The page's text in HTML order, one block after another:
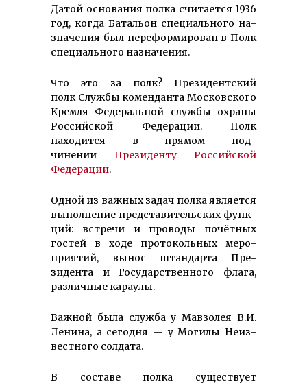
Датой осно­вания полка счи­тается 1936
год, ког­да Батальон спе­циаль­ного на­
зна­че­ния был пе­­ре­форми­рован в Полк
специаль­ного назначения.
Что это за полк? Президентский
полк Службы комен­­данта Мос­ков­ского
Кремля Феде­раль­ной служ­бы охраны
Российской Феде­рации. Полк
находится в прямом под­
чинении Президенту Российской
Федерации.
Одной из важных задач пол­ка яв­ляется
выпол­нение пред­­ста­витель­ских функ­
ций: встре­чи и про­­воды почёт­ных
гостей в ходе про­то­­кольных меро­
прия­тий, вынос штан­дарта Пре­
зидента и Го­судар­ст­вен­ного флага,
раз­личные караулы.
Важной была служ­ба у Мав­золея В.И.
Ленина, а сегодня — у Могилы Неиз­
вестного солдата.
В составе полка существует